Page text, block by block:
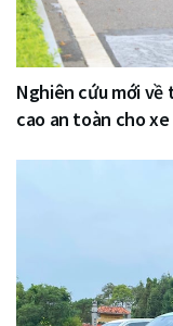
Nghiên cứu mới về
cao an toàn cho xe